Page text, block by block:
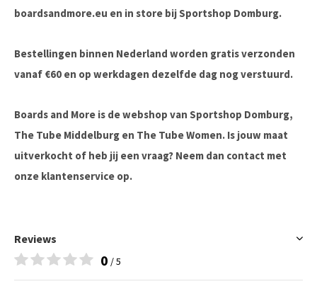
boardsandmore.eu en in store bij Sportshop Domburg.
Bestellingen binnen Nederland worden gratis verzonden
vanaf €60 en op werkdagen dezelfde dag nog verstuurd.
Boards and More is de webshop van Sportshop Domburg,
The Tube Middelburg en The Tube Women. Is jouw maat
uitverkocht of heb jij een vraag? Neem dan contact met
onze klantenservice op.
Reviews
0 / 5